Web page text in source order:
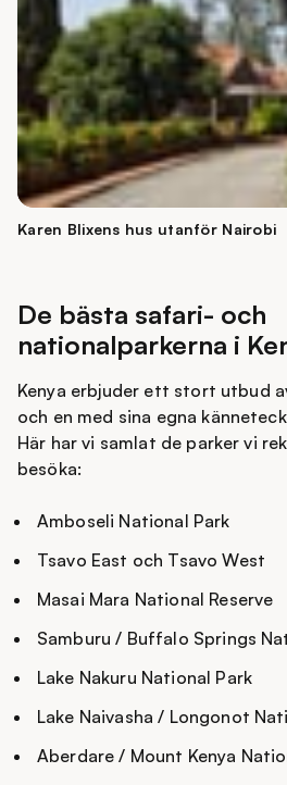
Hatton, den brittiske
som blev en central figur i
präglades av både äventyr och
mycket motgång, och mycket
författarskap inspirerades av
Efter den internationella
Africagjordes huset 1986 om till
utforska rummen, se
från filmen och få en autentisk
Karen Blixens hus utanför Nairobi
De bästa safari- och
nationalparkerna i
Kenya erbjuder ett stort utbud
och en med sina egna
Här har vi samlat de parker vi
besöka:
Amboseli National Park
Tsavo East och Tsavo West
Masai Mara National Reserve
Samburu / Buffalo Springs
Lake Nakuru National Park
Lake Naivasha / Longonot
Aberdare / Mount Kenya